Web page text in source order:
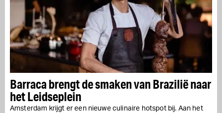
Barraca brengt de smaken van Brazilië naar
het Leidseplein
Amsterdam krijgt er een nieuwe culinaire hotspot bij. Aan het